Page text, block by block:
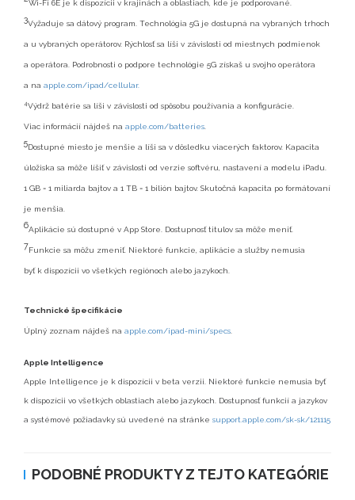
Wi-Fi 6E je k dispozícii v krajinách a oblastiach, kde je podporované.
3Vyžaduje sa dátový program. Technológia 5G je dostupná na vybraných trhoch
a u vybraných operátorov. Rýchlosť sa líši v závislosti od miestnych podmienok
a operátora. Podrobnosti o podpore technológie 5G získaš u svojho operátora
a na apple.com/ipad/cellular.
4Výdrž batérie sa líši v závislosti od spôsobu používania a konfigurácie.
Viac informácií nájdeš na apple.com/batteries
5Dostupné miesto je menšie a líši sa v dôsledku viacerých faktorov. Kapacita
úložiska sa môže líšiť v závislosti od verzie softvéru, nastavení a modelu iPadu.
1 GB = 1 miliarda bajtov a 1 TB = 1 bilión bajtov. Skutočná kapacita po formátovaní
je menšia.
6Aplikácie sú dostupné v App Store. Dostupnosť titulov sa môže meniť.
7Funkcie sa môžu zmeniť. Niektoré funkcie, aplikácie a služby nemusia
byť k dispozícii vo všetkých regiónoch alebo jazykoch.
Technické špecifikácie
Úplný zoznam nájdeš na apple.com/ipad-mini/specs
Apple Intelligence
Apple Intelligence je k dispozícii v beta verzii. Niektoré funkcie nemusia byť
k dispozícii vo všetkých oblastiach alebo jazykoch. Dostupnosť funkcií a jazykov
a systémové požiadavky sú uvedené na stránke support.apple.com/sk-sk/121115
PODOBNÉ PRODUKTY Z TEJTO KATEGÓRIE